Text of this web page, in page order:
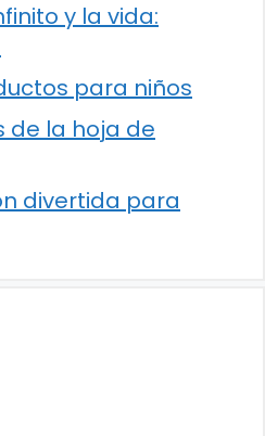
y la vida:
para niños
de la hoja de
divertida para